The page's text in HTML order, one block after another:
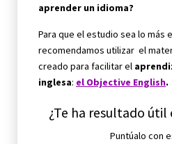
aprender un idioma?
Para que el estudio sea lo más
recomendamos utilizar el
creado para facilitar el
inglesa: el Objective English.
¿Te ha resultado
Puntúalo con